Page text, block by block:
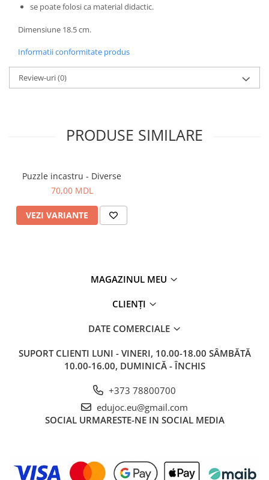
se poate folosi ca material didactic.
Dimensiune 18.5 cm.
Informatii conformitate produs
Review-uri(0)
PRODUSE SIMILARE
Puzzle incastru - Diverse
70,00 MDL
VEZI VARIANTE
MAGAZINUL MEU
CLIENȚI
DATE COMERCIALE
SUPORT CLIENTI LUNI - VINERI, 10.00-18.00 SÂMBĂTĂ
10.00-16.00, DUMINICĂ - ÎNCHIS
+373 78800700
edujoc.eu@gmail.com
SOCIAL URMARESTE-NE IN SOCIAL MEDIA